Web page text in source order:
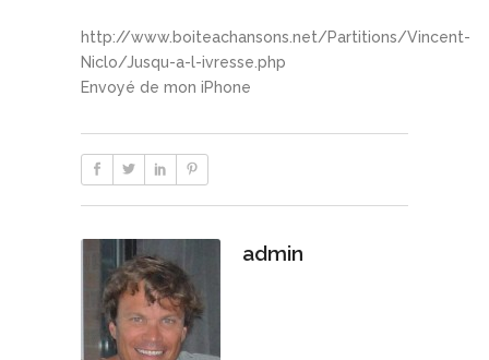
http://www.boiteachansons.net/Partitions/Vincent-
Niclo/Jusqu-a-l-ivresse.php
Envoyé de mon iPhone
admin